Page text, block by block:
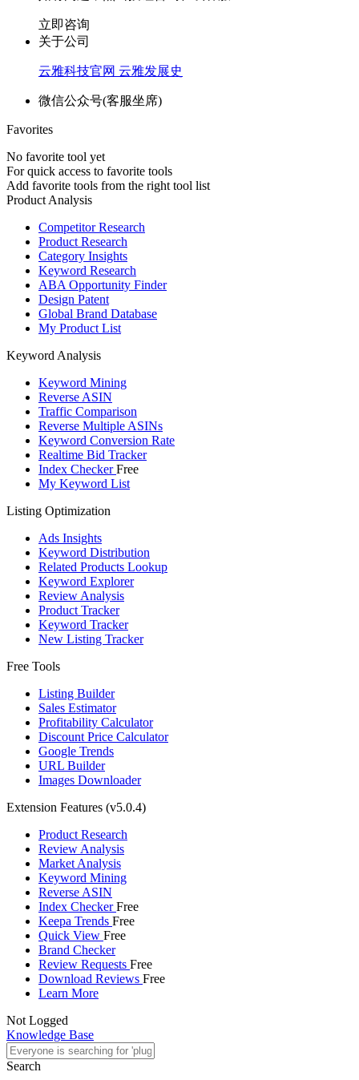
立即咨询
关于公司
云雅科技官网 云雅发展史
微信公众号(客服坐席)
Favorites
No favorite tool yet
For quick access to favorite tools
Add favorite tools from the right tool list
Product Analysis
Competitor Research
Product Research
Category Insights
Keyword Research
ABA Opportunity Finder
Design Patent
Global Brand Database
My Product List
Keyword Analysis
Keyword Mining
Reverse ASIN
Traffic Comparison
Reverse Multiple ASINs
Keyword Conversion Rate
Realtime Bid Tracker
Index CheckerFree
My Keyword List
Listing Optimization
Ads Insights
Keyword Distribution
Related Products Lookup
Keyword Explorer
Review Analysis
Product Tracker
Keyword Tracker
New Listing Tracker
Free Tools
Listing Builder
Sales Estimator
Profitability Calculator
Discount Price Calculator
Google Trends
URL Builder
Images Downloader
Extension Features (v5.0.4)
Product Research
Review Analysis
Market Analysis
Keyword Mining
Reverse ASIN
Index CheckerFree
Keepa Trends Free
Quick View Free
Brand Checker
Review Requests Free
Download Reviews Free
Learn More
Not Logged
Knowledge Base
Search